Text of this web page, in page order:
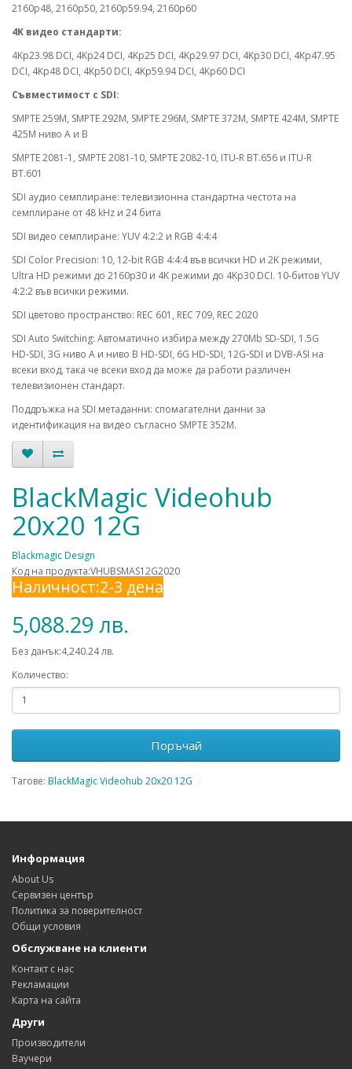
2160p48, 2160p50, 2160p59.94, 2160p60
4K видео стандарти:
4Kp23.98 DCI, 4Kp24 DCI, 4Kp25 DCI, 4Kp29.97 DCI, 4Kp30 DCI, 4Kp47.95
DCI, 4Kp48 DCI, 4Kp50 DCI, 4Kp59.94 DCI, 4Kp60 DCI
Съвместимост с SDI:
SMPTE 259M, SMPTE 292M, SMPTE 296M, SMPTE 372M, SMPTE 424M, SMPTE
425M ниво A и B
SMPTE 2081-1, SMPTE 2081-10, SMPTE 2082-10, ITU‑R BT.656 и ITU‑R
BT.601
SDI аудио семплиране: телевизионна стандартна честота на
семплиране от 48 kHz и 24 бита
SDI видео семплиране: YUV 4:2:2 и RGB 4:4:4
SDI Color Precision: 10, 12‑bit RGB 4:4:4 във всички HD и 2K режими,
Ultra HD режими до 2160p30 и 4K режими до 4Kp30 DCI. 10-битов YUV
4:2:2 във всички режими.
SDI цветово пространство: REC 601, REC 709, REC 2020
SDI Auto Switching: Автоматично избира между 270Mb SD‑SDI, 1.5G
HD‑SDI, 3G ниво A и ниво B HD‑SDI, 6G HD‑SDI, 12G‑SDI и DVB‑ASI на
всеки вход, така че всеки вход да може да работи различен
телевизионен стандарт.
Поддръжка на SDI метаданни: спомагателни данни за
идентификация на видео съгласно SMPTE 352M.
BlackMagic Videohub
20x20 12G
Blackmagic Design
Код на продукта:VHUBSMAS12G2020
Наличност:2-3 дена
5,088.29 лв.
Без данък:4,240.24 лв.
Количество:
Поръчай
Тагове: BlackMagic Videohub 20x20 12G
Информация
About Us
Сервизен център
Политика за поверителност
Общи условия
Обслужване на клиенти
Контакт с нас
Рекламации
Карта на сайта
Други
Производители
Ваучери